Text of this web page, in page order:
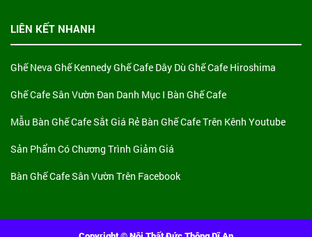
LIÊN KẾT NHANH
Ghế Neva Ghế KennedyGhế Cafe Dây Dù Ghế Cafe Hiroshima
Ghế Cafe Sân Vườn Đan Danh Mục I Bàn Ghế Cafe
Mẫu Bàn Ghế Cafe Sắt Giá Rẻ Bàn Ghế Cafe Trên Kênh Youtube
Sản Phẩm Có Chương Trình Giảm Giá
Bàn Ghế Cafe Sân Vườn Trên Facebook